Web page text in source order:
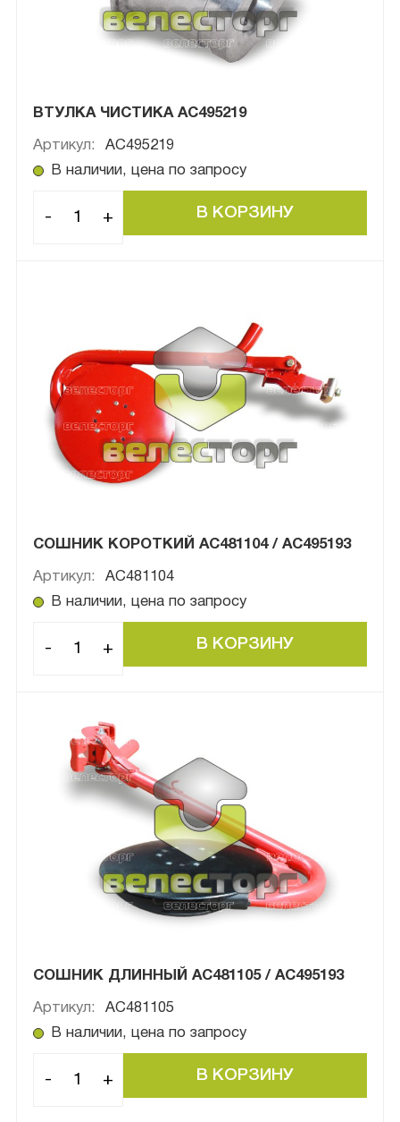
ВТУЛКА ЧИСТИКА АС495219
Артикул:
AC495219
В наличии, цена по запросу
- +
СОШНИК КОРОТКИЙ AC481104 / AC495193
Артикул:
AC481104
В наличии, цена по запросу
- +
СОШНИК ДЛИННЫЙ AC481105 / AC495193
Артикул:
AC481105
В наличии, цена по запросу
- +